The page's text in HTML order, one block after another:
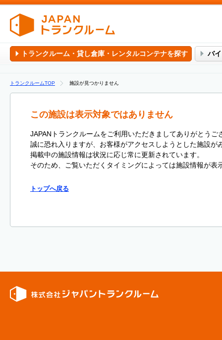
トランクルーム・貸し倉庫・レンタルコンテナを探す バ
トランクルームTOP 施設が見つかりません
この施設は表示対象ではありません
JAPANトランクルームをご利用いただきましてありがとうご
誠に恐れ入りますが、お客様がアクセスしようとした施設が
掲載中の施設情報は状況に応じ常に更新されています。
そのため、ご覧いただくタイミングによっては施設情報が表
トップへ戻る